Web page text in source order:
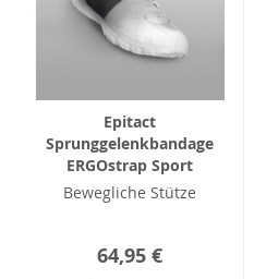
Epitact
Sprunggelenkbandage
ERGOstrap Sport
Bewegliche Stütze
64,95 €